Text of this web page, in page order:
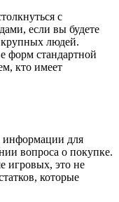
с
если вы будете
крупных людей.
форм стандартной
кто имеет
информации для
вопроса о покупке.
игровых, это не
которые